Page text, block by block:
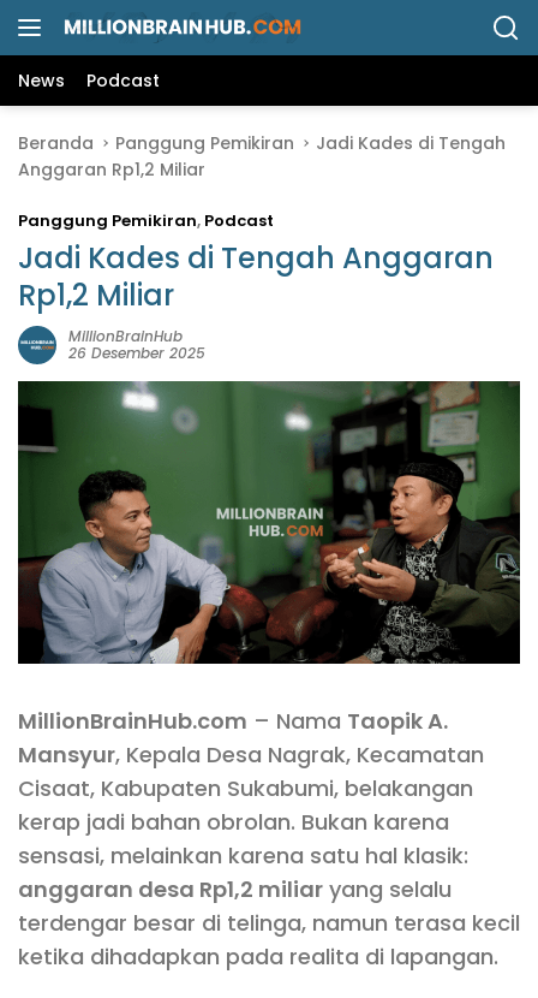
News Podcast
Beranda Panggung Pemikiran
Jadi Kades di Tengah
Anggaran Rp1,2 Miliar
Panggung Pemikiran, Podcast
Jadi Kades di Tengah Anggaran
Rp1,2 Miliar
MillionBrainHub
26 Desember 2025
MillionBrainHub.com – Nama Taopik A.
Mansyur, Kepala Desa Nagrak, Kecamatan
Cisaat, Kabupaten Sukabumi, belakangan
kerap jadi bahan obrolan. Bukan karena
sensasi, melainkan karena satu hal klasik:
anggaran desa Rp1,2 miliar yang selalu
terdengar besar di telinga, namun terasa kecil
ketika dihadapkan pada realita di lapangan.